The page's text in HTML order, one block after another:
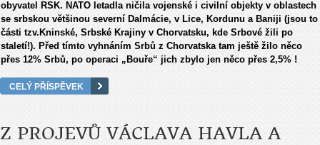
obyvatel RSK. NATO letadla ničila vojenské i civilní objekty v oblastech
se srbskou většinou severní Dalmácie, v Lice, Kordunu a Baniji (jsou to
části tzv.Kninské, Srbské Krajiny v Chorvatsku, kde Srbové žili po
staletí!). Před tímto vyhnáním Srbů z Chorvatska tam ještě žilo něco
přes 12% Srbů, po operaci „Bouře“ jich zbylo jen něco přes 2,5% !
CELÝ PŘÍSPĚVEK
Z PROJEVŮ VÁCLAVA HAVLA A